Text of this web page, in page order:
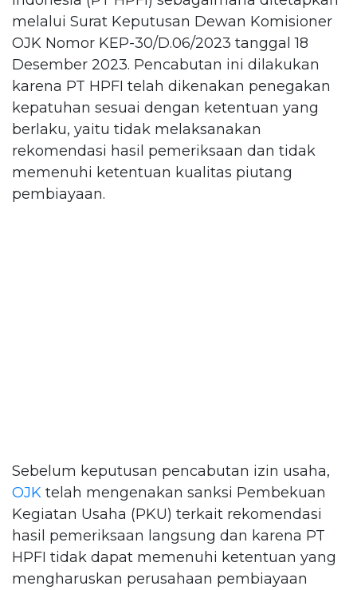
melalui Surat Keputusan Dewan Komisioner
OJK Nomor KEP-30/D.06/2023 tanggal 18
Desember 2023. Pencabutan ini dilakukan
karena PT HPFI telah dikenakan penegakan
kepatuhan sesuai dengan ketentuan yang
berlaku, yaitu tidak melaksanakan
rekomendasi hasil pemeriksaan dan tidak
memenuhi ketentuan kualitas piutang
pembiayaan.
Sebelum keputusan pencabutan izin usaha,
OJK telah mengenakan sanksi Pembekuan
Kegiatan Usaha (PKU) terkait rekomendasi
hasil pemeriksaan langsung dan karena PT
HPFI tidak dapat memenuhi ketentuan yang
mengharuskan perusahaan pembiayaan